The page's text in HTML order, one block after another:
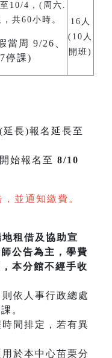
10/4，(周六.
共60小時。
當周 9/26、
停課)
16人
(10人
開班)
長)報名延長至
始報名至 8/10
並通知繳費。
租借及協助宣
公告為主，學費
本分館不經手收
依人事行政總處
。
間排定，若有異
於本中心苗栗分